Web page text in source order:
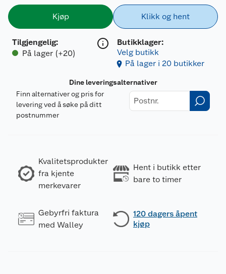
Kjøp
Tilgjengelig:
På lager (+20)
Klikk og hent
Butikklager:
Velg butikk
På lager i 20 butikker
Dine leveringsalternativer
Finn alternativer og pris for
levering ved å søke på ditt
postnummer
Kvalitetsprodukter
fra kjente
merkevarer
Hent i butikk etter
bare to timer
Gebyrfri faktura
med Walley
120 dagers åpent
kjøp